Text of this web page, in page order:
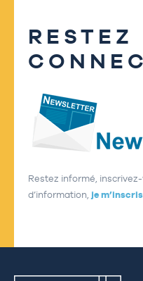
RESTEZ
Restez informé,
d’information, je